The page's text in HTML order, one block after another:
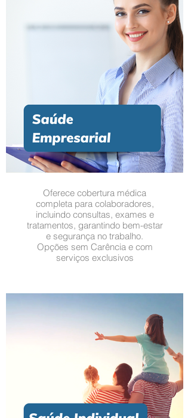
Oferece cobertura médica
completa para colaboradores,
incluindo consultas, exames e
tratamentos, garantindo bem-estar
e segurança no trabalho.
Opções sem Carência e com
serviços exclusivos